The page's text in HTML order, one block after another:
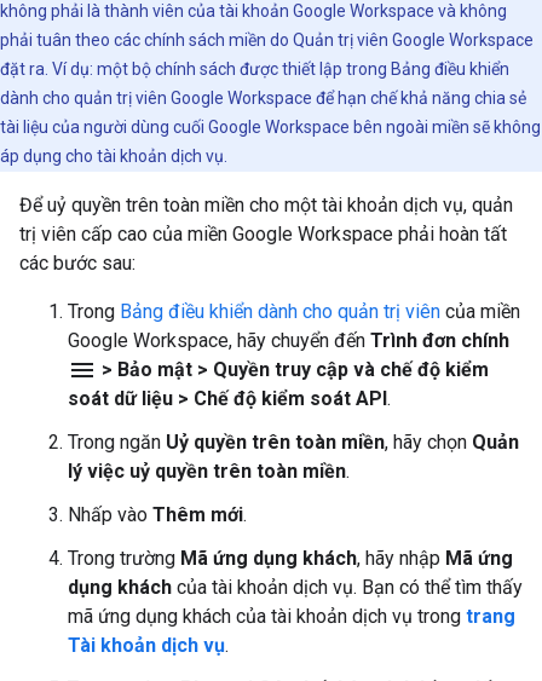
không phải là thành viên của tài khoản Google Workspace và không
phải tuân theo các chính sách miền do Quản trị viên Google Workspace
đặt ra. Ví dụ: một bộ chính sách được thiết lập trong Bảng điều khiển
dành cho quản trị viên Google Workspace để hạn chế khả năng chia sẻ
tài liệu của người dùng cuối Google Workspace bên ngoài miền sẽ không
áp dụng cho tài khoản dịch vụ.
Để uỷ quyền trên toàn miền cho một tài khoản dịch vụ, quản
trị viên cấp cao của miền Google Workspace phải hoàn tất
các bước sau:
Trong Bảng điều khiển dành cho quản trị viên của miền
Google Workspace, hãy chuyển đến Trình đơn chính
menu > Bảo mật > Quyền truy cập và chế độ kiểm
soát dữ liệu > Chế độ kiểm soát API.
Trong ngăn Uỷ quyền trên toàn miền, hãy chọn Quản
lý việc uỷ quyền trên toàn miền.
Nhấp vào Thêm mới.
Trong trường Mã ứng dụng khách, hãy nhập Mã ứng
dụng khách của tài khoản dịch vụ. Bạn có thể tìm thấy
mã ứng dụng khách của tài khoản dịch vụ trong trang
Tài khoản dịch vụ.